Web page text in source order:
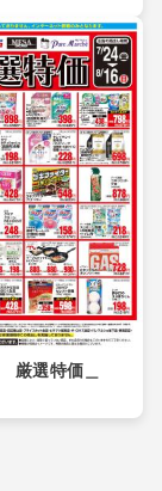
厳選特価＿